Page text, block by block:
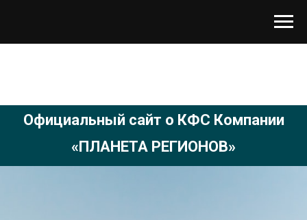
Официальный сайт о КФС Компании
«ПЛАНЕТА РЕГИОНОВ»